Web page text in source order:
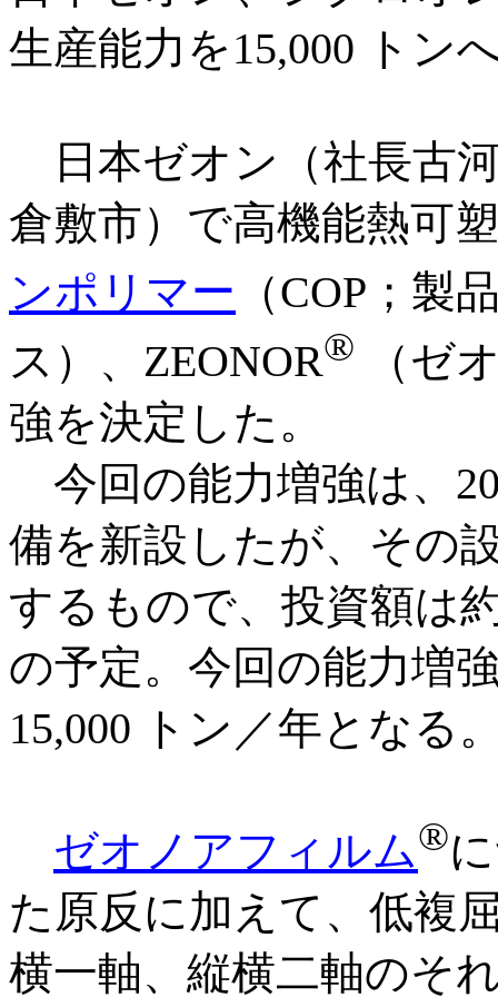
生産能力を15,000 トン
日本ゼオン（社長古
倉敷市）で高機能熱可
ンポリマー （COP；製
ス）、 ZEONOR® （ゼ
強を決定した。
今回の能力増強は、
備を新設したが、その
するもので、投資額は
の予定。今回の能力増
15,000 トン／年となる
ゼオノアフィルム®
た原反に加えて、低複
横一軸、縦横二軸のそ